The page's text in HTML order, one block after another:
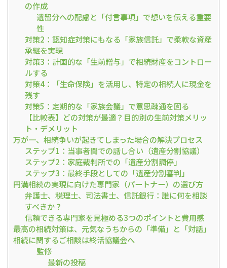
の作成
遺留分への配慮と「付言事項」で想いを伝える重要
性
対策2：認知症対策にもなる「家族信託」で柔軟な資産
承継を実現
対策3：計画的な「生前贈与」で相続財産をコントロー
ルする
対策4：「生命保険」を活用し、特定の相続人に現金を
残す
対策5：定期的な「家族会議」で意思疎通を図る
【比較表】どの対策が最適？目的別の生前対策メリッ
ト・デメリット
万が一、相続争いが起きてしまった場合の解決プロセス
ステップ1：当事者間での話し合い（遺産分割協議）
ステップ2：家庭裁判所での「遺産分割調停」
ステップ3：最終手段としての「遺産分割審判」
円満相続の実現に向けた専門家（パートナー）の選び方
弁護士、税理士、司法書士、信託銀行：誰に何を相談
すべきか？
信頼できる専門家を見極める3つのポイントと費用感
最高の相続対策は、元気なうちからの「準備」と「対話」
相続に関するご相談は終活協議会へ
監修
最新の投稿